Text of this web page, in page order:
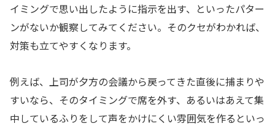
イミングで思い出したように指示を出す、といったパター
ンがないか観察してみてください。そのクセがわかれば、
対策も立てやすくなります。
例えば、上司が夕方の会議から戻ってきた直後に捕まりや
すいなら、そのタイミングで席を外す、あるいはあえて集
中しているふりをして声をかけにくい雰囲気を作るといっ